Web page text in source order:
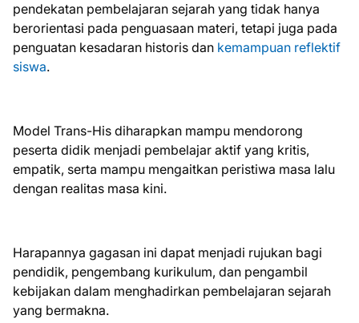
pendekatan pembelajaran sejarah yang tidak hanya
berorientasi pada penguasaan materi, tetapi juga pada
penguatan kesadaran historis dan kemampuan reflektif
siswa.
Model Trans-His diharapkan mampu mendorong
peserta didik menjadi pembelajar aktif yang kritis,
empatik, serta mampu mengaitkan peristiwa masa lalu
dengan realitas masa kini.
Harapannya gagasan ini dapat menjadi rujukan bagi
pendidik, pengembang kurikulum, dan pengambil
kebijakan dalam menghadirkan pembelajaran sejarah
yang bermakna.